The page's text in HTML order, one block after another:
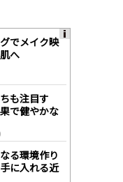
でメイク映
へ
も注目す
で健やかな
る環境作り
に入れる近